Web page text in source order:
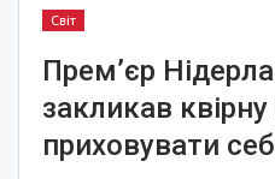
Світ
Прем’єр
закликав
приховувати